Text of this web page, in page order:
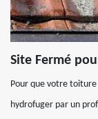
Site Fermé
Pour que votre
hydrofuger par un